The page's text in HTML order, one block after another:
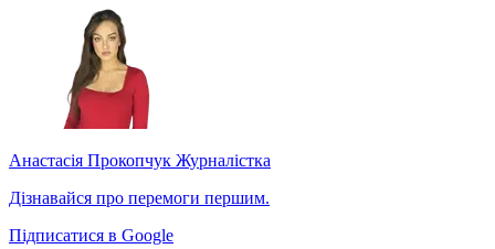
Анастасія Прокопчук Журналістка
Дізнавайся про перемоги першим.
Підписатися в Google